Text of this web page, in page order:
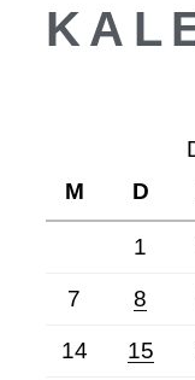
M
D
1
7 8
14 15